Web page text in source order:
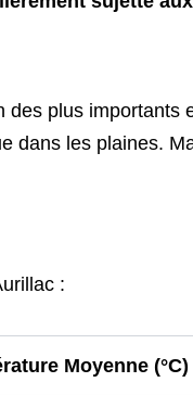
des plus importants
dans les plaines.
:
Moyenne (°C)